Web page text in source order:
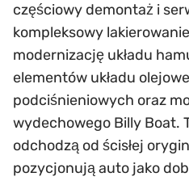
częściowy demontaż i
kompleksowy
modernizację układu
elementów układu
podciśnieniowych oraz
wydechowego Billy Boat.
odchodzą od ścisłej
pozycjonują auto jako